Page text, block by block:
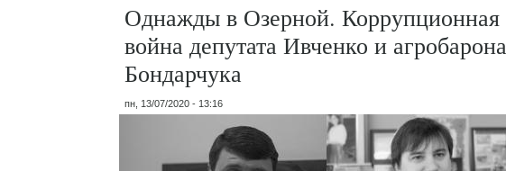
Однажды в Озерной. Коррупционная
война депутата Ивченко и агробарона
Бондарчука
пн, 13/07/2020 - 13:16